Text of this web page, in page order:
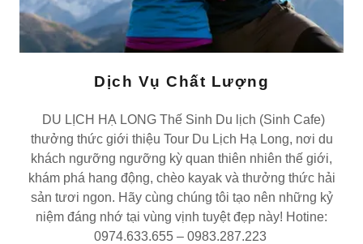
Dịch Vụ Chất Lượng
DU LỊCH HẠ LONG Thế Sinh Du lịch (Sinh Cafe)
thưởng thức giới thiệu Tour Du Lịch Hạ Long, nơi du
khách ngưỡng ngưỡng kỳ quan thiên nhiên thế giới,
khám phá hang động, chèo kayak và thưởng thức hải
sản tươi ngon. Hãy cùng chúng tôi tạo nên những kỷ
niệm đáng nhớ tại vùng vịnh tuyệt đẹp này! Hotine:
0974.633.655 – 0983.287.223